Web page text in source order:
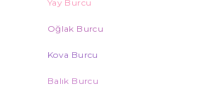
Yay Burcu
Oğlak Burcu
Kova Burcu
Balık Burcu